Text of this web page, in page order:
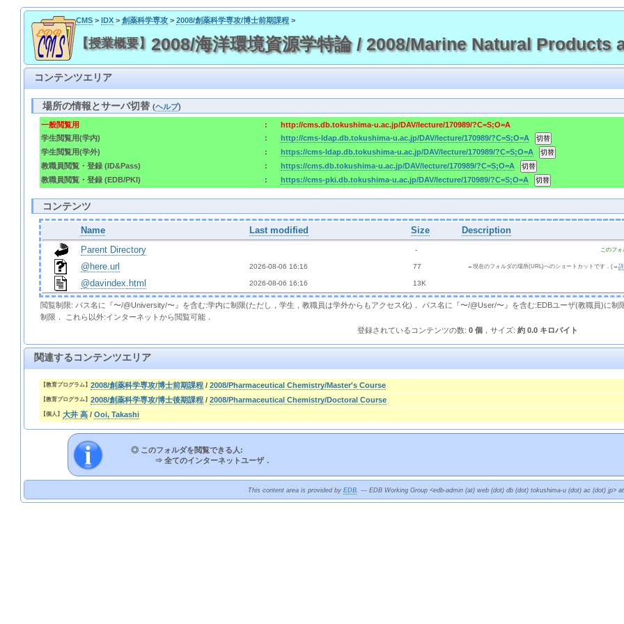
CMS> IDX> 創薬科学専攻> 2008/創薬科学専攻/博士前期課程>
【授業概要】 2008/海洋環境資源学特論 / 2008/Marine Natural Products
コンテンツエリア
場所の情報とサーバ切替(ヘルプ)
一般閲覧用 :
http://cms.db.tokushima-u.ac.jp/DAV/lecture/170989/?C=S;O=A
学生閲覧用(学内)
:
http://cms-ldap.db.tokushima-u.ac.jp/DAV/lecture/170989/?C=S;O=A
学生閲覧用(学外)
:
https://cms-ldap.db.tokushima-u.ac.jp/DAV/lecture/170989/?C=S;O=A
教職員閲覧・登録 (ID&Pass)
:
https://cms.db.tokushima-u.ac.jp/DAV/lecture/170989/?C=S;O=A
教職員閲覧・登録 (EDB/PKI)
: https://cms-pki.db.tokushima-u.ac.jp/DAV/lecture/170989/?C=S;O=A
コンテンツ
Name Last modified Size
Description
Parent Directory
  -
このフ
@here.url 2026-08-06 16:16 77 ←現在のフォルダの場所(URL)へのショートカットです．(→
@davindex.html 2026-08-06 16:16 13K
閲覧制限: パス名に『〜/@University/〜』を含む:学内に制限(ただし，学生，教職員は学外からもアクセス化)． パス名に『〜/@User/〜』を含む:EDBユーザ(教職員)に
制限． これら以外:インターネットから閲覧可能．
登録されているコンテンツの数:0 個 ，サイズ:約 0.0 キロバイト
関連するコンテンツエリア
【教育プログラム】2008/創薬科学専攻/博士前期課程 /2008/Pharmaceutical Chemistry/Master's Course
【教育プログラム】2008/創薬科学専攻/博士後期課程 /2008/Pharmaceutical Chemistry/Doctoral Course
【個人】大井 高 /Ooi, Takashi
◎ このフォルダを閲覧できる人:
⇒全てのインターネットユーザ．
This content area is provided byEDB. --- EDB Working Group <edb-admin (at) web (dot) db (dot) tokushima-u (dot) ac (dot) jp>